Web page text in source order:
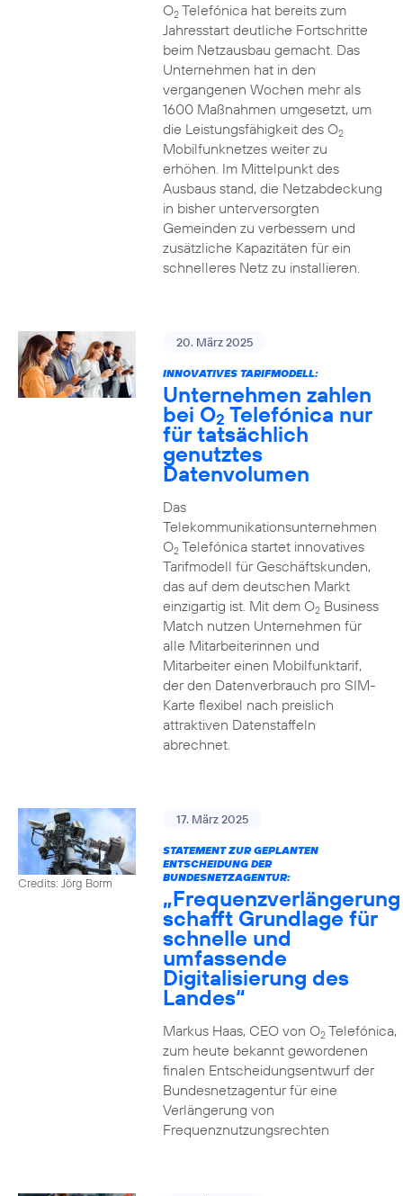
O2Telefónica hat bereits zum
Jahresstart deutliche Fortschritte
beim Netzausbau gemacht. Das
Unternehmen hat in den
vergangenen Wochen mehr als
1600 Maßnahmen umgesetzt, um
die Leistungsfähigkeit des O2
Mobilfunknetzes weiter zu
erhöhen. Im Mittelpunkt des
Ausbaus stand, die Netzabdeckung
in bisher unterversorgten
Gemeinden zu verbessern und
zusätzliche Kapazitäten für ein
schnelleres Netz zu installieren.
20. März 2025
INNOVATIVES TARIFMODELL:
Unternehmen zahlen
bei O2 Telefónica nur
für tatsächlich
genutztes
Datenvolumen
Das
Telekommunikationsunternehmen
O2Telefónica startet innovatives
Tarifmodell für Geschäftskunden,
das auf dem deutschen Markt
einzigartig ist. Mit dem O2Business
Match nutzen Unternehmen für
alle Mitarbeiterinnen und
Mitarbeiter einen Mobilfunktarif,
der den Datenverbrauch pro SIM-
Karte flexibel nach preislich
attraktiven Datenstaffeln
abrechnet.
Credits: Jörg Borm
17. März 2025
STATEMENT ZUR GEPLANTEN
ENTSCHEIDUNG DER
BUNDESNETZAGENTUR:
„Frequenzverlängerung
schafft Grundlage für
schnelle und
umfassende
Digitalisierung des
Landes“
Markus Haas, CEO von O2Telefónica,
zum heute bekannt gewordenen
finalen Entscheidungsentwurf der
Bundesnetzagentur für eine
Verlängerung von
Frequenznutzungsrechten